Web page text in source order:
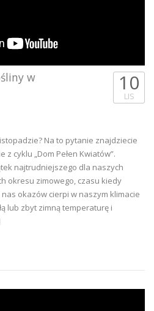
w 10
LIS
Na to pytanie znajdziecie
cyklu „Dom Pełen Kwiatów”.
najtrudniejszego dla naszych
okresu zimowego, czasu kiedy
okazów cierpi w naszym klimacie
lub zbyt zimną temperaturę i